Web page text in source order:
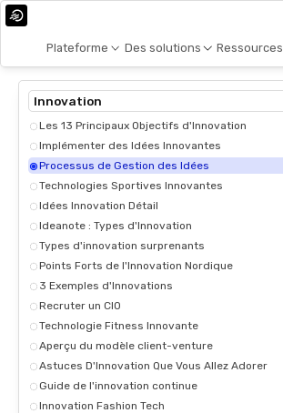
Plateforme Des solutions Ressources
Innovation
Les 13 Principaux Objectifs d'Innovation
Implémenter des Idées Innovantes
Processus de Gestion des Idées
Technologies Sportives Innovantes
Idées Innovation Détail
Ideanote : Types d'Innovation
Types d'innovation surprenants
Points Forts de l'Innovation Nordique
3 Exemples d'Innovations
Recruter un CIO
Technologie Fitness Innovante
Aperçu du modèle client-venture
Astuces D'Innovation Que Vous Allez Adorer
Guide de l'innovation continue
Innovation Fashion Tech